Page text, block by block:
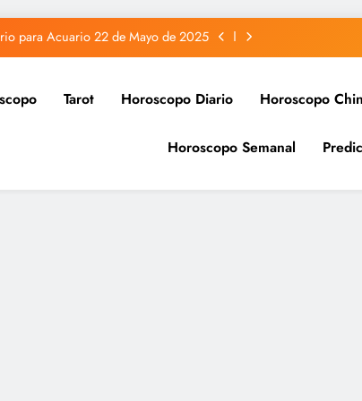
para Acuario 22 de Mayo de 2025
para Sagitario 22 de Mayo de 2025
diario para Piscis 22 de Mayo de 2025
para Acuario 22 de Mayo de 2025
Tarot Horoscopo Diario Horoscopo
Horoscopo Semanal